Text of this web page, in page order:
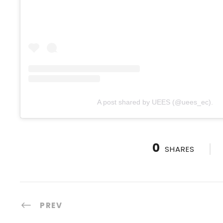
A post shared by UEES (@uees_ec).
0 SHARES
PREV